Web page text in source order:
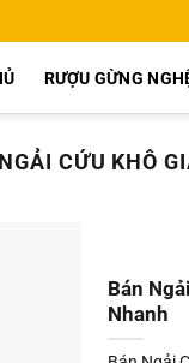
RƯỢU GỪNG
CỨU KHÔ
Bán
Nhanh